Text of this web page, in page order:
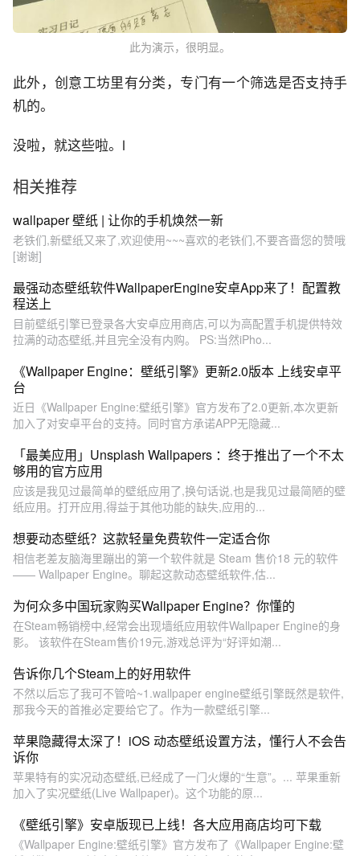
此为演示，很明显。
此外，创意工坊里有分类，专门有一个筛选是否支持手
机的。
没啦，就这些啦。l
相关推荐
wallpaper 壁纸 | 让你的手机焕然一新
老铁们,新壁纸又来了,欢迎使用~~~喜欢的老铁们,不要吝啬您的赞哦
[谢谢]
最强动态壁纸软件WallpaperEngine安卓App来了！配置教
程送上
目前壁纸引擎已登录各大安卓应用商店,可以为高配置手机提供特效
拉满的动态壁纸,并且完全没有内购。 PS:当然iPho...
《Wallpaper Engine：壁纸引擎》更新2.0版本 上线安卓平
台
近日《Wallpaper Engine:壁纸引擎》官方发布了2.0更新,本次更新
加入了对安卓平台的支持。同时官方承诺APP无隐藏...
「最美应用」Unsplash Wallpapers ：终于推出了一个不太
够用的官方应用
应该是我见过最简单的壁纸应用了,换句话说,也是我见过最简陋的壁
纸应用。打开应用,得益于其他功能的缺失,应用的...
想要动态壁纸？这款轻量免费软件一定适合你
相信老差友脑海里蹦出的第一个软件就是 Steam 售价18 元的软件
—— Wallpaper Engine。聊起这款动态壁纸软件,估...
为何众多中国玩家购买Wallpaper Engine？你懂的
在Steam畅销榜中,经常会出现墙纸应用软件Wallpaper Engine的身
影。 该软件在Steam售价19元,游戏总评为“好评如潮...
告诉你几个Steam上的好用软件
不然以后忘了我可不管哈~1.wallpaper engine壁纸引擎既然是软件,
那我今天的首推必定要给它了。作为一款壁纸引擎...
苹果隐藏得太深了！iOS 动态壁纸设置方法，懂行人不会告
诉你
苹果特有的实况动态壁纸,已经成了一门火爆的“生意”。... 苹果重新
加入了实况壁纸(Live Wallpaper)。这个功能的原...
《壁纸引擎》安卓版现已上线！各大应用商店均可下载
《Wallpaper Engine:壁纸引擎》官方发布了《Wallpaper Engine:壁